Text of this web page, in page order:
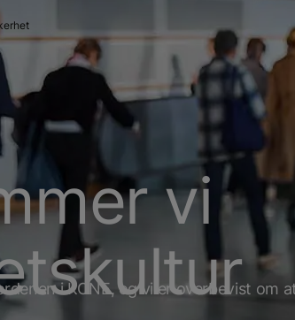
vi
i KONE, og vi er overbevist om